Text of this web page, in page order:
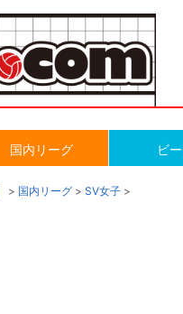
国内リーグ ビ
> 国内リーグ > SV女子 >